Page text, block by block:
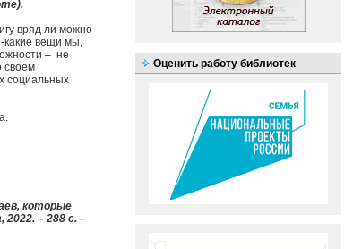
вряд ли можно
какие вещи мы,
– не
своем
социальных
которые
– 288 с. –
Оценить работу библиотек